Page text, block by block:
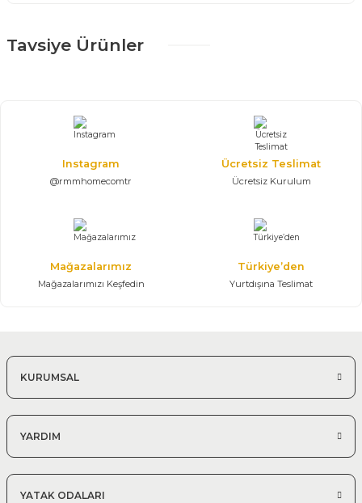
Tavsiye Ürünler
Instagram
@rmmhomecomtr
Ücretsiz Teslimat
Ücretsiz Kurulum
Mağazalarımız
Mağazalarımızı Keşfedin
Türkiye’den
Yurtdışına Teslimat
KURUMSAL
YARDIM
YATAK ODALARI